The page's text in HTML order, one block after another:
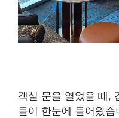
객실 문을 열었을 때,
들이 한눈에 들어왔습